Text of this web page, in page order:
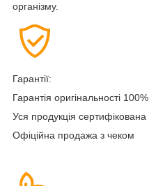
організму.
Гарантії:
Гарантія оригінальності 100%
Уся продукція сертифікована
Офіційна продажа з чеком